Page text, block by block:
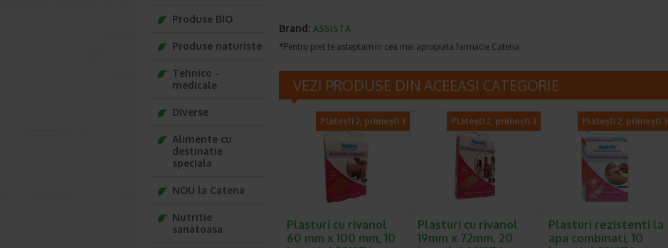
Brand: ASSISTA
*Pentru pret te asteptam in cea mai apropiata farmacie Catena
VEZI PRODUSE DIN ACEEASI CATEGORIE
Plătești 2, primești 3
Plasturi cu rivanol
60 mm x 100 mm, 10
Plătești 2, primești 3
Plasturi cu rivanol
19mm x 72mm, 20
Plătești 2, primești 3
Plasturi rezistenti la
apa combinati, 10
Produse BIO
Produse naturiste
Tehnico -
medicale
Diverse
Alimente cu
destinatie
speciala
NOU la Catena
Nutritie
sanatoasa